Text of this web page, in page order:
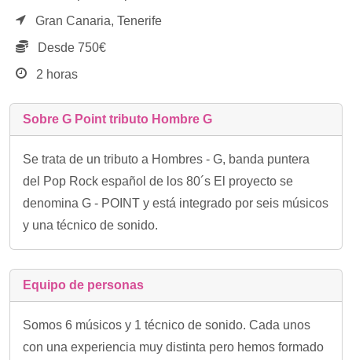
Gran Canaria, Tenerife
Desde 750€
2 horas
Sobre G Point tributo Hombre G
Se trata de un tributo a Hombres - G, banda puntera
del Pop Rock español de los 80´s El proyecto se
denomina G - POINT y está integrado por seis músicos
y una técnico de sonido.
Equipo de personas
Somos 6 músicos y 1 técnico de sonido. Cada unos
con una experiencia muy distinta pero hemos formado